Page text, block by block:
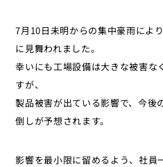
7月10日未明からの集中豪雨によ
に見舞われました。
幸いにも工場設備は大きな被害な
すが、
製品被害が出ている影響で、今後
倒しが予想されます。
影響を最小限に留めるよう、社員